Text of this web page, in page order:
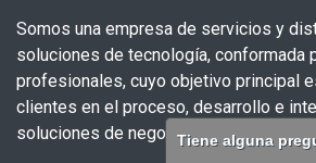
Somos una empresa de servicios y
soluciones de tecnología, conformada
profesionales, cuyo objetivo principal
clientes en el proceso, desarrollo e
soluciones de negocio.Tiene alguna